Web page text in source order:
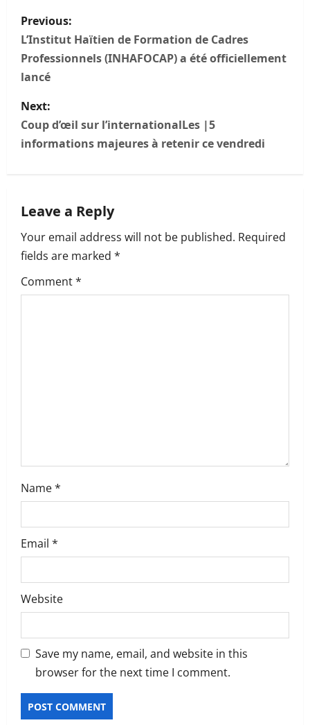
P
o
s
t
n
i
g
a
Previous:
L’Institut Haïtien de Formation de Cadres
Professionnels (INHAFOCAP) a été officiellement
lancé
Next:
Coup d’œil sur l’internationalLes |5
informations majeures à retenir ce vendredi
Leave a Reply
Your email address will not be published. Required
fields are marked *
Comment*
Name*
Email *
Website
Save my name, email, and website in this
browser for the next time I comment.